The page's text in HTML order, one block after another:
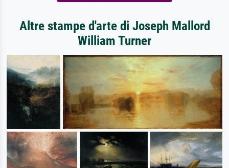
Altre stampe d'arte di Joseph Mallord
William Turner